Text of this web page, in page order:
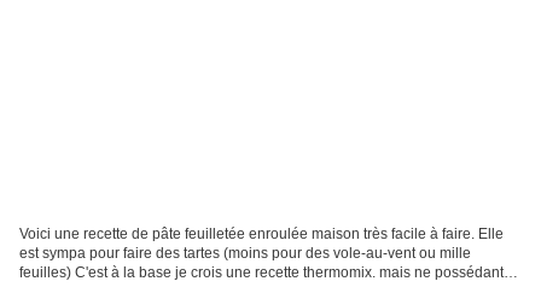
Voici une recette de pâte feuilletée enroulée maison très facile à faire. Elle
est sympa pour faire des tartes (moins pour des vole-au-vent ou mille
feuilles) C'est à la base je crois une recette thermomix. mais ne possédant